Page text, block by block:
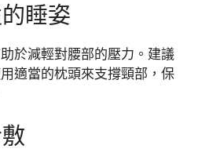
睡姿
於減輕對腰部的壓力。建議
適當的枕頭來支撐頸部，保